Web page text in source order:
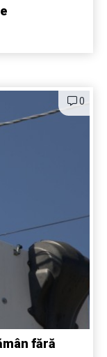
0
fără